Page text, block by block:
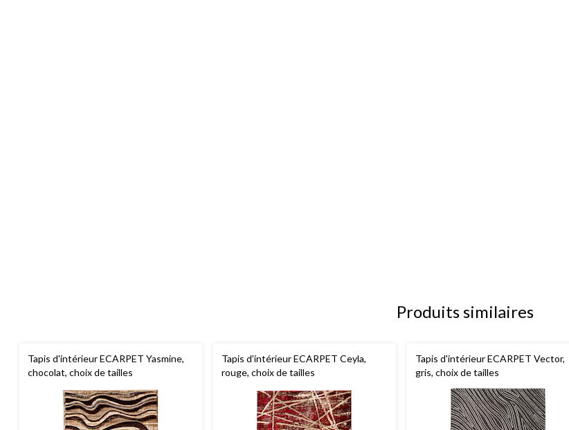
Produits similaires
Tapis d'intérieur ECARPET Yasmine,
chocolat, choix de tailles
Tapis d'intérieur ECARPET Ceyla,
rouge, choix de tailles
Tapis d'intérieur ECARPET Vector,
gris, choix de tailles